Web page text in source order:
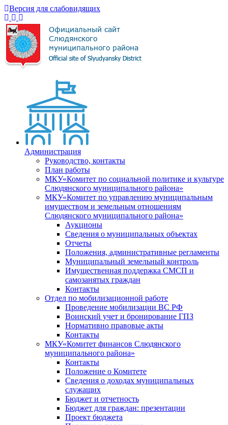
Версия для слабовидящих
Администрация
Руководство, контакты
План работы
МКУ«Комитет по социальной политике и культуре
Слюдянского муниципального района»
МКУ«Комитет по управлению муниципальным
имуществом и земельным отношениям
Слюдянского муниципального района»
Аукционы
Сведения о муниципальных объектах
Отчеты
Положения, административные регламенты
Муниципальный земельный контроль
Имущественная поддержка СМСП и
самозанятых граждан
Контакты
Отдел по мобилизационной работе
Проведение мобилизации ВС РФ
Воинский учет и бронирование ГПЗ
Нормативно правовые акты
Контакты
МКУ«Комитет финансов Слюдянского
муниципального района»
Контакты
Положение о Комитете
Сведения о доходах муниципальных
служащих
Бюджет и отчетность
Бюджет для граждан: презентации
Проект бюджета